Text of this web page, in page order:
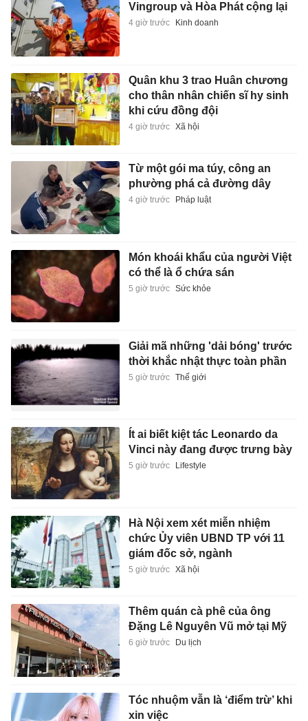
Vingroup và Hòa Phát cộng lại
4 giờ trước Kinh doanh
Quân khu 3 trao Huân chương
cho thân nhân chiến sĩ hy sinh
khi cứu đồng đội
4 giờ trước Xã hội
Từ một gói ma túy, công an
phường phá cả đường dây
4 giờ trước Pháp luật
Món khoái khẩu của người Việt
có thể là ổ chứa sán
5 giờ trước Sức khỏe
Giải mã những 'dải bóng' trước
thời khắc nhật thực toàn phần
5 giờ trước Thế giới
Ít ai biết kiệt tác Leonardo da
Vinci này đang được trưng bày
5 giờ trước Lifestyle
Hà Nội xem xét miễn nhiệm
chức Ủy viên UBND TP với 11
giám đốc sở, ngành
5 giờ trước Xã hội
Thêm quán cà phê của ông
Đặng Lê Nguyên Vũ mở tại Mỹ
6 giờ trước Du lịch
Tóc nhuộm vẫn là ‘điểm trừ’ khi
xin việc